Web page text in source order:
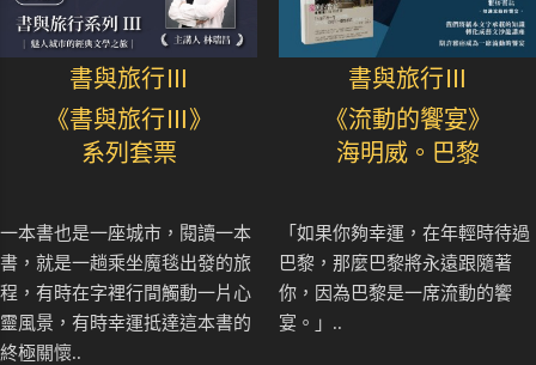
書與旅行Ⅲ
《書與旅行Ⅲ》
系列套票
一本書也是一座城市，閱讀一本
書，就是一趟乘坐魔毯出發的旅
程，有時在字裡行間觸動一片心
靈風景，有時幸運抵達這本書的
終極關懷..
書與旅行Ⅲ
《流動的饗宴》
海明威。巴黎
「如果你夠幸運，在年輕時待過
巴黎，那麼巴黎將永遠跟隨著
你，因為巴黎是一席流動的饗
宴。」..